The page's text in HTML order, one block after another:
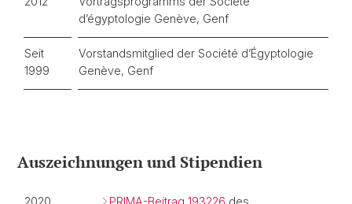
d’égyptologie Genève, Genf
Seit
1999
Vorstandsmitglied der Société d’Égyptologie
Genève, Genf
Auszeichnungen und Stipendien
2020 PRIMA-Beitrag 193226 des